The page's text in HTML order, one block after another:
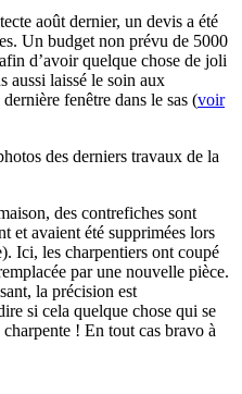
août dernier, un devis a été
Un budget non prévu de 5000
d’avoir quelque chose de joli
aussi laissé le soin aux
fenêtre dans le sas (voir
des derniers travaux de la
des contrefiches sont
et avaient été supprimées lors
Ici, les charpentiers ont coupé
par une nouvelle pièce.
la précision est
si cela quelque chose qui se
! En tout cas bravo à